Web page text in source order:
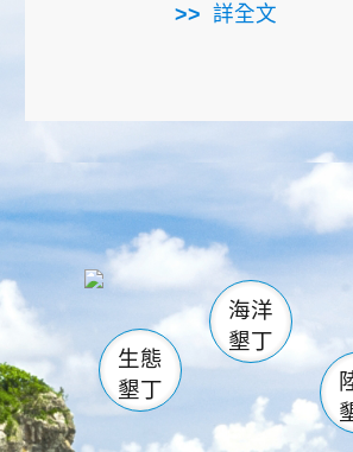
詳全文
龜山 海生館
恆春
龍鑾潭自
瓊麻館
關山
白砂
生態
墾丁
海洋
墾丁